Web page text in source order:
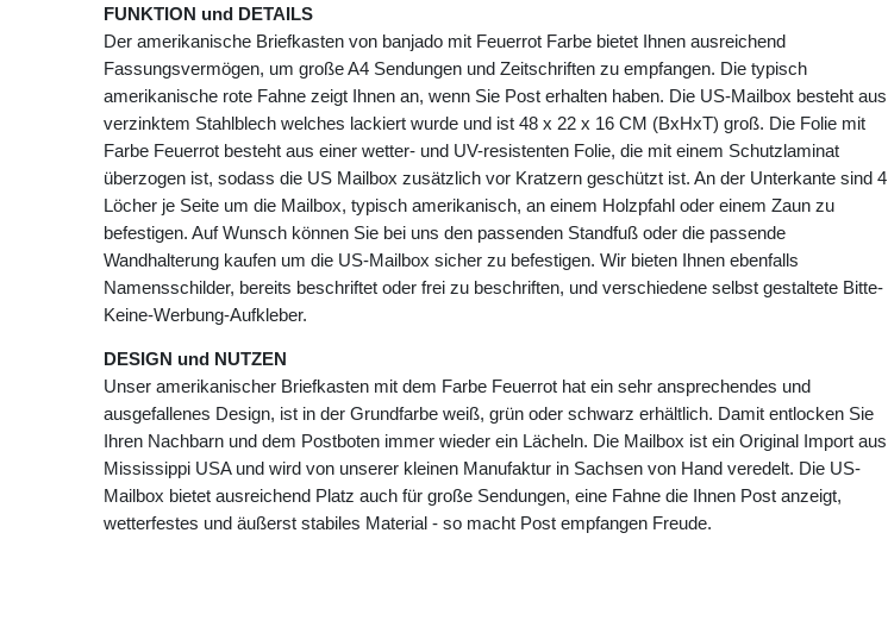
FUNKTION und DETAILS
Der amerikanische Briefkasten von banjado mit Feuerrot Farbe bietet Ihnen ausreichend
Fassungsvermögen, um große A4 Sendungen und Zeitschriften zu empfangen. Die typisch
amerikanische rote Fahne zeigt Ihnen an, wenn Sie Post erhalten haben. Die US-Mailbox besteht aus
verzinktem Stahlblech welches lackiert wurde und ist 48 x 22 x 16 CM (BxHxT) groß. Die Folie mit
Farbe Feuerrot besteht aus einer wetter- und UV-resistenten Folie, die mit einem Schutzlaminat
überzogen ist, sodass die US Mailbox zusätzlich vor Kratzern geschützt ist. An der Unterkante sind 4
Löcher je Seite um die Mailbox, typisch amerikanisch, an einem Holzpfahl oder einem Zaun zu
befestigen. Auf Wunsch können Sie bei uns den passenden Standfuß oder die passende
Wandhalterung kaufen um die US-Mailbox sicher zu befestigen. Wir bieten Ihnen ebenfalls
Namensschilder, bereits beschriftet oder frei zu beschriften, und verschiedene selbst gestaltete Bitte-
Keine-Werbung-Aufkleber.
DESIGN und NUTZEN
Unser amerikanischer Briefkasten mit dem Farbe Feuerrot hat ein sehr ansprechendes und
ausgefallenes Design, ist in der Grundfarbe weiß, grün oder schwarz erhältlich. Damit entlocken Sie
Ihren Nachbarn und dem Postboten immer wieder ein Lächeln. Die Mailbox ist ein Original Import aus
Mississippi USA und wird von unserer kleinen Manufaktur in Sachsen von Hand veredelt. Die US-
Mailbox bietet ausreichend Platz auch für große Sendungen, eine Fahne die Ihnen Post anzeigt,
wetterfestes und äußerst stabiles Material - so macht Post empfangen Freude.